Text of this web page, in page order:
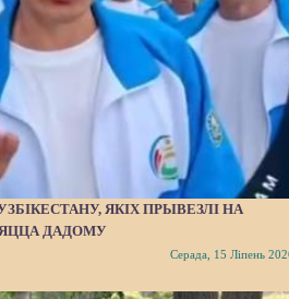
ЯКІХ ПРЫВЕЗЛІ НА
ДАДОМУ
Серада, 15 Ліпень